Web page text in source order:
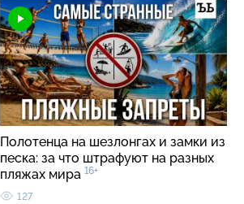
Полотенца на шезлонгах и замки из
песка: за что штрафуют на разных
пляжах мира 16+
127